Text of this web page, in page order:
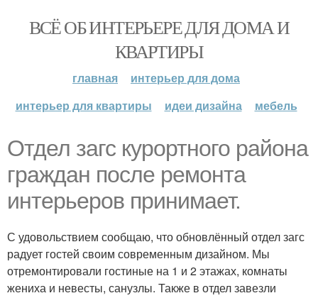
ВСЁ ОБ ИНТЕРЬЕРЕ ДЛЯ ДОМА И
КВАРТИРЫ
главная
интерьер для дома
интерьер для квартиры
идеи дизайна мебель
Отдел загс курортного района
граждан после ремонта
интерьеров принимает.
С удовольствием сообщаю, что обновлённый отдел загс
радует гостей своим современным дизайном. Мы
отремонтировали гостиные на 1 и 2 этажах, комнаты
жениха и невесты, санузлы. Также в отдел завезли